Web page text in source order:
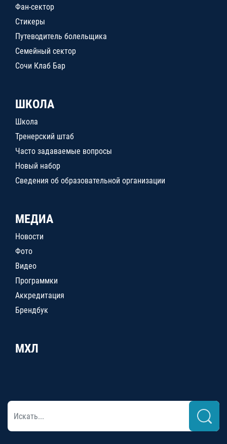
Фан-сектор
Стикеры
Путеводитель болельщика
Семейный сектор
Сочи Клаб Бар
ШКОЛА
Школа
Тренерский штаб
Часто задаваемые вопросы
Новый набор
Сведения об образовательной организации
МЕДИА
Новости
Фото
Видео
Программки
Аккредитация
Брендбук
МХЛ